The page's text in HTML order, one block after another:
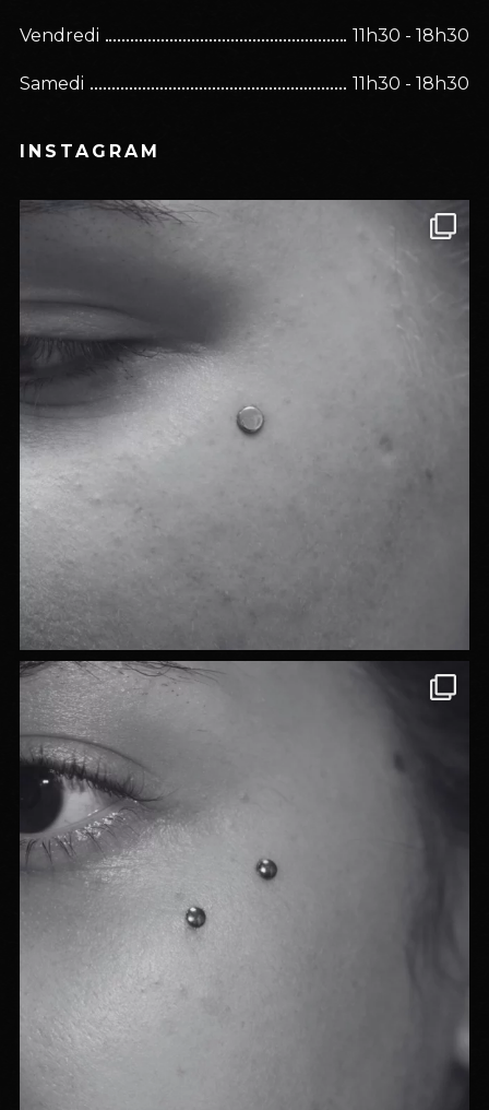
Vendredi 11h30 - 18h30
Samedi 11h30 - 18h30
INSTAGRAM